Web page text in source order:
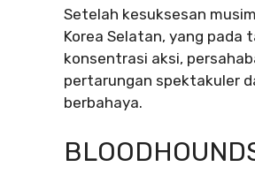
Setelah kesuksesan
Korea Selatan, yang
konsentrasi aksi,
pertarungan spektakuler
berbahaya.